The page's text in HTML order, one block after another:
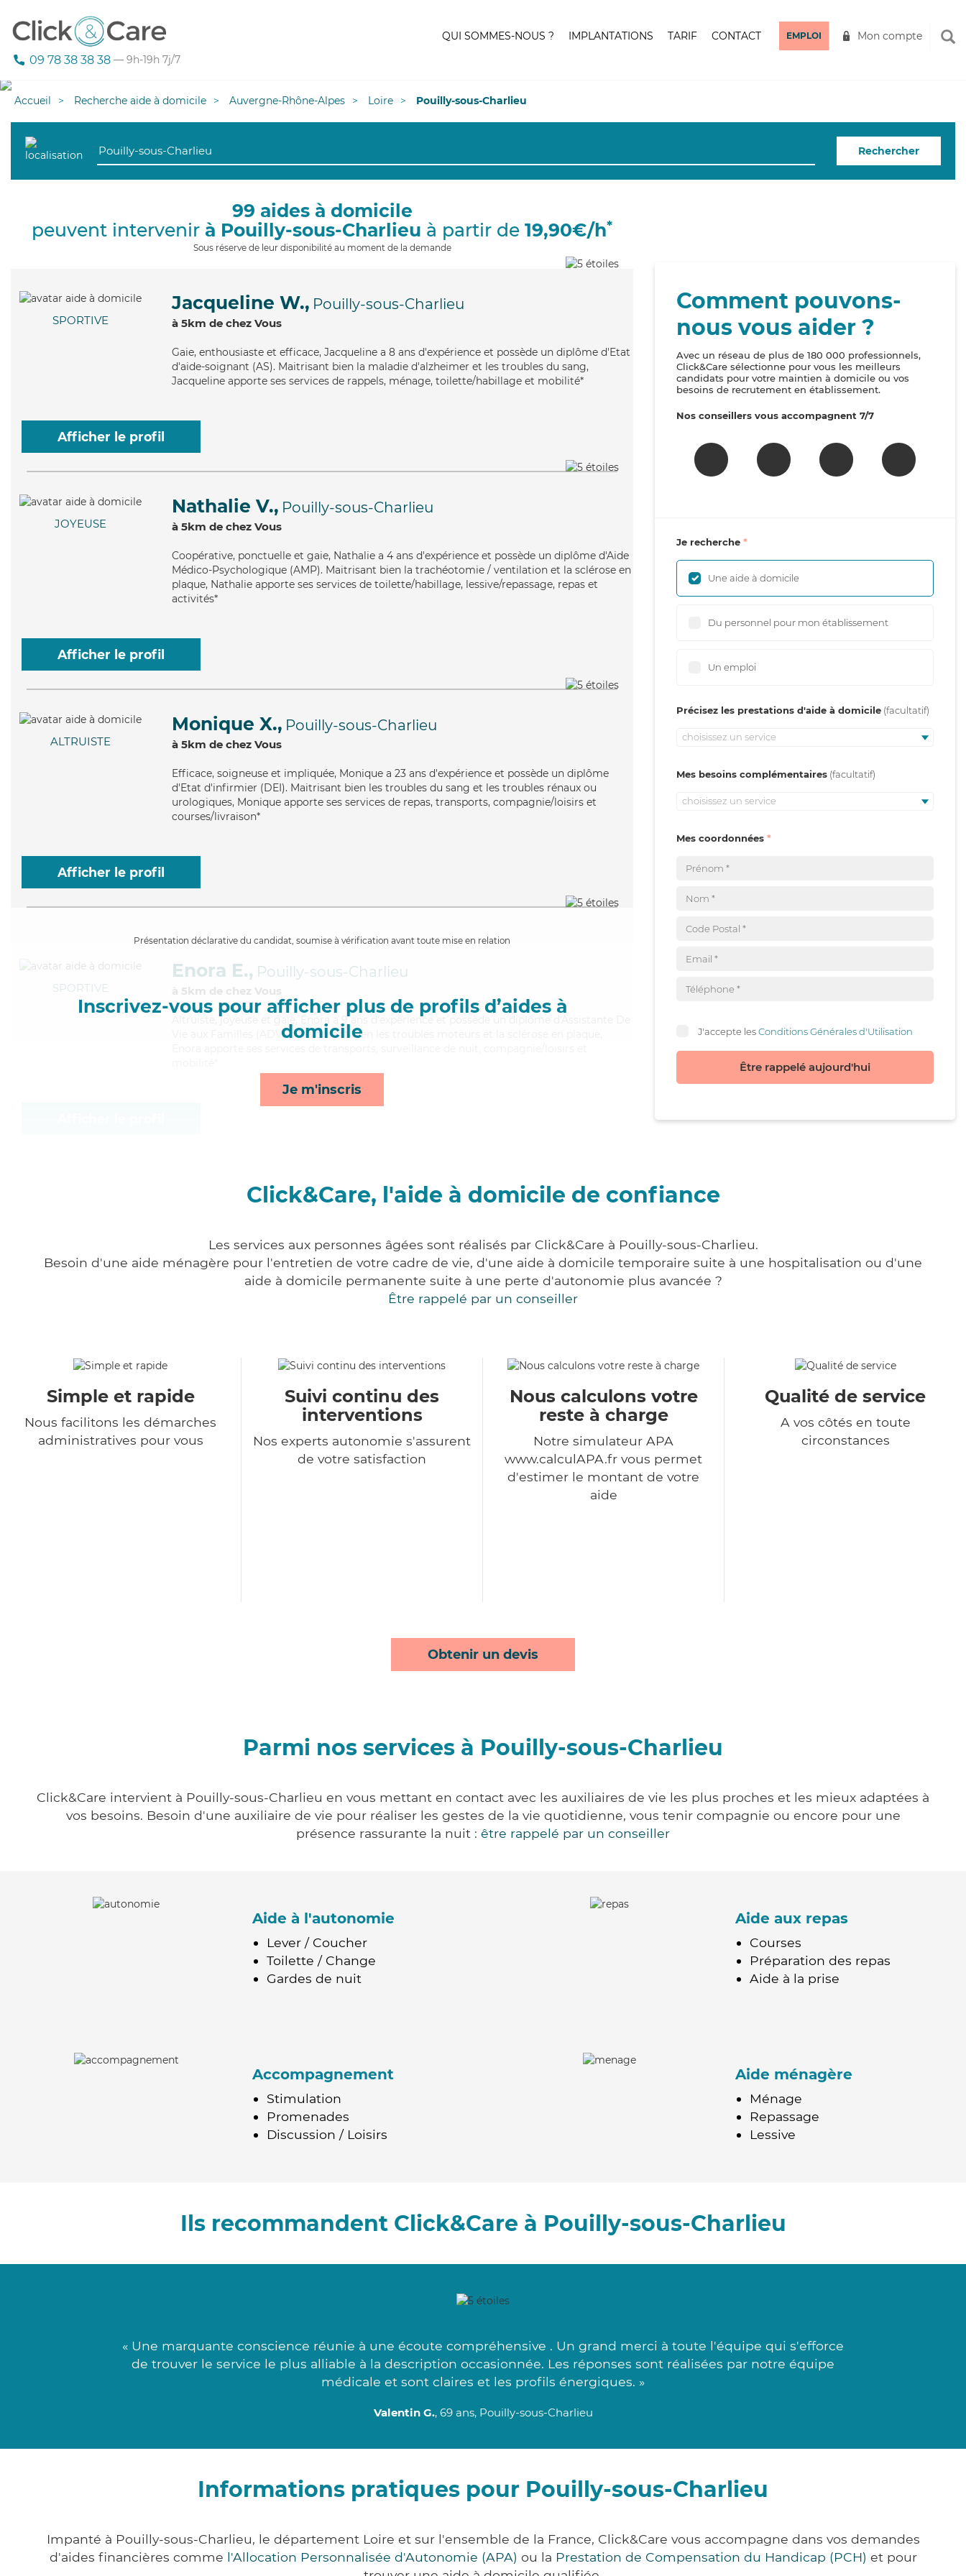
09 78 38 38 38 — 9h-19h 7j/7
QUI SOMMES-NOUS ? IMPLANTATIONS TARIF CONTACT EMPLOI Mon compte
Accueil Recherche aide à domicile Auvergne-Rhône-Alpes Loire Pouilly-sous-Charlieu
Rechercher
99 aides à domicile
peuvent intervenir à Pouilly-sous-Charlieu à partir de 19,90€/h*
Sous réserve de leur disponibilité au moment de la demande
SPORTIVE
Jacqueline W., Pouilly-sous-Charlieu
à 5km de chez Vous
Gaie, enthousiaste et efficace, Jacqueline a 8 ans d'expérience et possède un diplôme d'Etat
d'aide-soignant (AS). Maitrisant bien la maladie d'alzheimer et les troubles du sang,
Jacqueline apporte ses services de rappels, ménage, toilette/habillage et mobilité*
Afficher le profil
JOYEUSE
Nathalie V., Pouilly-sous-Charlieu
à 5km de chez Vous
Coopérative, ponctuelle et gaie, Nathalie a 4 ans d'expérience et possède un diplôme d'Aide
Médico-Psychologique (AMP). Maitrisant bien la trachéotomie / ventilation et la sclérose en
plaque, Nathalie apporte ses services de toilette/habillage, lessive/repassage, repas et
activités*
Afficher le profil
ALTRUISTE
Monique X., Pouilly-sous-Charlieu
à 5km de chez Vous
Efficace, soigneuse et impliquée, Monique a 23 ans d'expérience et possède un diplôme
d'Etat d'infirmier (DEI). Maitrisant bien les troubles du sang et les troubles rénaux ou
urologiques, Monique apporte ses services de repas, transports, compagnie/loisirs et
courses/livraison*
Afficher le profil
Présentation déclarative du candidat, soumise à vérification avant toute mise en relation
Inscrivez-vous pour afficher plus de profils d’aides à
domicile
Je m'inscris
SPORTIVE
Enora E., Pouilly-sous-Charlieu
à 5km de chez Vous
, joyeuse et gaie, Enora a 9 ans d'expérience et possède un diplôme d'Assistante De
Vie aux Familles (ADVF). Maitrisant bien les troubles moteurs et la sclérose en plaque,
Comment pouvons-
nous vous aider ?
Avec un réseau de plus de 180 000 professionnels,
Click&Care sélectionne pour vous les meilleurs
candidats pour votre maintien à domicile ou vos
besoins de recrutement en établissement.
Nos conseillers vous accompagnent 7/7
Je recherche
Une aide à domicile
Du personnel pour mon établissement
Un emploi
Précisez les prestations d'aide à domicile
choisissez un service
Mes besoins complémentaires
choisissez un service
Mes coordonnées
J'accepte lesConditions Générales d'Utilisation
Être rappelé aujourd'hui
Click&Care, l'aide à domicile de confiance
Les services aux personnes âgées sont réalisés par Click&Care à Pouilly-sous-Charlieu.
Besoin d'une aide ménagère pour l'entretien de votre cadre de vie, d'une aide à domicile temporaire suite à une hospitalisation ou d'une
aide à domicile permanente suite à une perte d'autonomie plus avancée ?
Être rappelé par un conseiller
Simple et rapide
Nous facilitons les démarches
administratives pour vous
Suivi continu des
interventions
Nos experts autonomie s'assurent
de votre satisfaction
Nous calculons votre
reste à charge
Notre simulateur APA
www.calculAPA.fr vous permet
d'estimer le montant de votre
aide
Qualité de service
A vos côtés en toute
circonstances
Obtenir un devis
Parmi nos services à Pouilly-sous-Charlieu
Click&Care intervient à Pouilly-sous-Charlieu en vous mettant en contact avec les auxiliaires de vie les plus proches et les mieux adaptées à
vos besoins. Besoin d'une auxiliaire de vie pour réaliser les gestes de la vie quotidienne, vous tenir compagnie ou encore pour une
présence rassurante la nuit : être rappelé par un conseiller
Aide à l'autonomie
Lever / Coucher
Toilette / Change
Gardes de nuit
Aide aux repas
Courses
Préparation des repas
Aide à la prise
Accompagnement
Stimulation
Promenades
Discussion / Loisirs
Aide ménagère
Ménage
Repassage
Lessive
Ils recommandent Click&Care à Pouilly-sous-Charlieu
« Une marquante conscience réunie à une écoute compréhensive . Un grand merci à toute l'équipe qui s'efforce
de trouver le service le plus alliable à la description occasionnée. Les réponses sont réalisées par notre équipe
médicale et sont claires et les profils énergiques. »
Valentin G., 69 ans, Pouilly-sous-Charlieu
Informations pratiques pour Pouilly-sous-Charlieu
Impanté à Pouilly-sous-Charlieu, le département Loire et sur l'ensemble de la France, Click&Care vous accompagne dans vos demandes
d'aides financières comme l'Allocation Personnalisée d'Autonomie (APA) ou la Prestation de Compensation du Handicap (PCH) et pour